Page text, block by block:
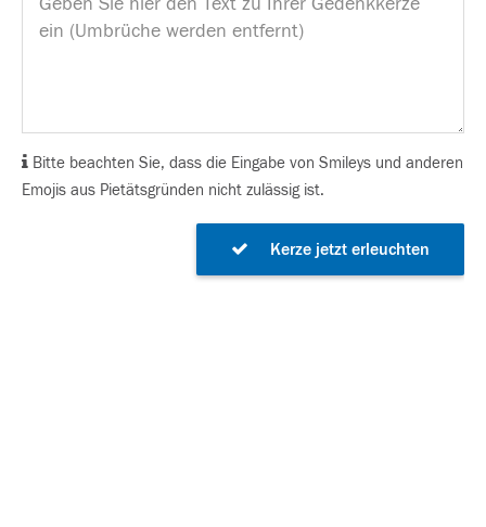
Bitte beachten Sie, dass die Eingabe von Smileys und anderen
Emojis aus Pietätsgründen nicht zulässig ist.
Kerze jetzt erleuchten